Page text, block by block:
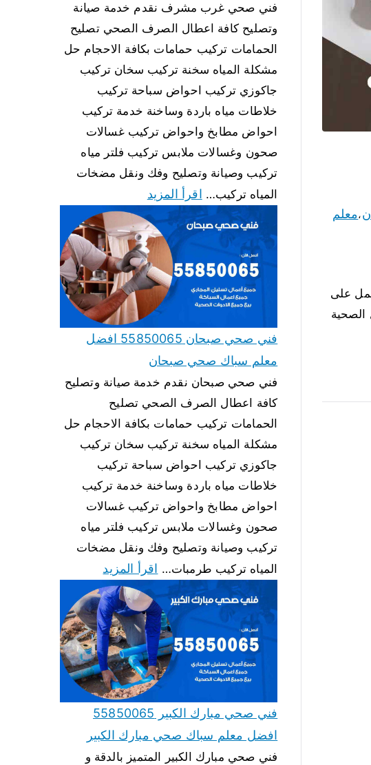
،معلم
على
الصحية
فني صحي غرب مشرف نقدم خدمة صيانة
وتصليح كافة اعطال الصرف الصحي تصليح
الحمامات تركيب حمامات بكافة الاحجام حل
مشكلة المياه سخنة تركيب سخان تركيب
جاكوزي تركيب احواض سباحة تركيب
خلاطات مياه باردة وساخنة خدمة تركيب
احواض مطابخ واحواض تركيب غسالات
صحون وغسالات ملابس تركيب فلتر مياه
تركيب وصيانة وتصليح وفك ونقل مضخات
المياه تركيب… اقرأ المزيد
فني صحي صبحان 55850065 افضل
معلم سباك صحي صبحان
فني صحي صبحان نقدم خدمة صيانة وتصليح
كافة اعطال الصرف الصحي تصليح
الحمامات تركيب حمامات بكافة الاحجام حل
مشكلة المياه سخنة تركيب سخان تركيب
جاكوزي تركيب احواض سباحة تركيب
خلاطات مياه باردة وساخنة خدمة تركيب
احواض مطابخ واحواض تركيب غسالات
صحون وغسالات ملابس تركيب فلتر مياه
تركيب وصيانة وتصليح وفك ونقل مضخات
المياه تركيب طرمبات… اقرأ المزيد
فني صحي مبارك الكبير 55850065
افضل معلم سباك صحي مبارك الكبير
فني صحي مبارك الكبير المتميز بالدقة و